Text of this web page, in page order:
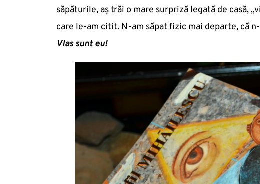
săpăturile, aş trăi o mare surpriză legată de casă,
care le-am citit. N-am săpat fizic mai departe, că
Vlas sunt eu!